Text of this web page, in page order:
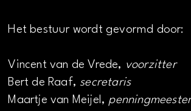
Het bestuur wordt gevormd door:
Vincent van de Vrede, voorzitter
Bert de Raaf, secretaris
Maartje van Meijel,